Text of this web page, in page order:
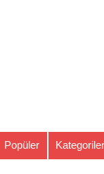
Popüler Kategoriler